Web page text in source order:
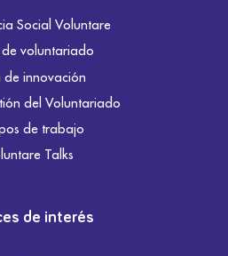
Social Voluntare
voluntariado
de innovación
del Voluntariado
de trabajo
Talks
de interés